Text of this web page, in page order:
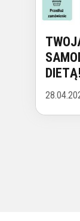
DIETĄ!